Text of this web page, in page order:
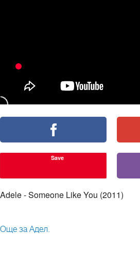
Save
Adele - Someone Like You (2011)
Още за Адел.